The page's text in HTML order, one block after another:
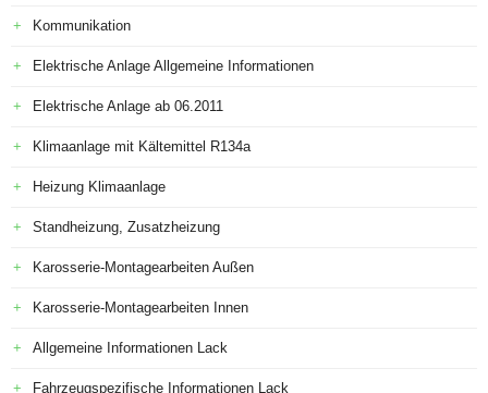
Kommunikation
Elektrische Anlage Allgemeine Informationen
Elektrische Anlage ab 06.2011
Klimaanlage mit Kältemittel R134a
Heizung Klimaanlage
Standheizung, Zusatzheizung
Karosserie-Montagearbeiten Außen
Karosserie-Montagearbeiten Innen
Allgemeine Informationen Lack
Fahrzeugspezifische Informationen Lack